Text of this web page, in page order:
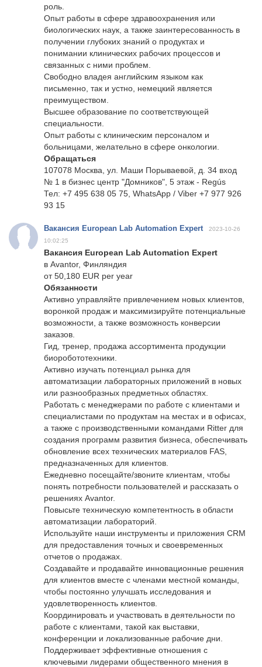
роль.
Опыт работы в сфере здравоохранения или
биологических наук, а также заинтересованность в
получении глубоких знаний о продуктах и
понимании клинических рабочих процессов и
связанных с ними проблем.
Свободно владея английским языком как
письменно, так и устно, немецкий является
преимуществом.
Высшее образование по соответствующей
специальности.
Опыт работы с клиническим персоналом и
больницами, желательно в сфере онкологии.
Обращаться
107078 Москва, ул. Маши Порываевой, д. 34 вход
№ 1 в бизнес центр "Домников", 5 этаж - Regús
Тел: +7 495 638 05 75, WhatsApp / Viber +7 977 926
93 15
Вакансия European Lab Automation Expert
2023-10-26
10:02:25
Вакансия European Lab Automation Expert
в Avantor, Финляндия
от 50,180 EUR per year
Обязанности
Активно управляйте привлечением новых клиентов,
воронкой продаж и максимизируйте потенциальные
возможности, а также возможность конверсии
заказов.
Гид, тренер, продажа ассортимента продукции
биоробототехники.
Активно изучать потенциал рынка для
автоматизации лабораторных приложений в новых
или разнообразных предметных областях.
Работать с менеджерами по работе с клиентами и
специалистами по продуктам на местах и в офисах,
а также с производственными командами Ritter для
создания программ развития бизнеса, обеспечивать
обновление всех технических материалов FAS,
предназначенных для клиентов.
Ежедневно посещайте/звоните клиентам, чтобы
понять потребности пользователей и рассказать о
решениях Avantor.
Повысьте техническую компетентность в области
автоматизации лабораторий.
Используйте наши инструменты и приложения CRM
для предоставления точных и своевременных
отчетов о продажах.
Создавайте и продавайте инновационные решения
для клиентов вместе с членами местной команды,
чтобы постоянно улучшать исследования и
удовлетворенность клиентов.
Координировать и участвовать в деятельности по
работе с клиентами, такой как выставки,
конференции и локализованные рабочие дни.
Поддерживает эффективные отношения с
ключевыми лидерами общественного мнения в